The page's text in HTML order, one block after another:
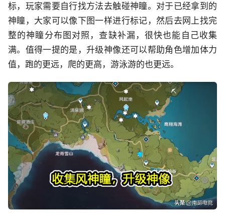
标，玩家需要自行找方法去触碰神瞳。对于已经拿到的
神瞳，大家可以像下图一样进行标记，然后去网上找完
整的神瞳分布图对照，查缺补漏，很快也能自己收集
满。值得一提的是，升级神像还可以帮助角色增加体力
值，跑的更远，爬的更高，游泳游的也更远。